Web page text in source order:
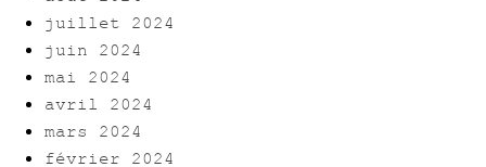
juillet 2024
juin 2024
mai 2024
avril 2024
mars 2024